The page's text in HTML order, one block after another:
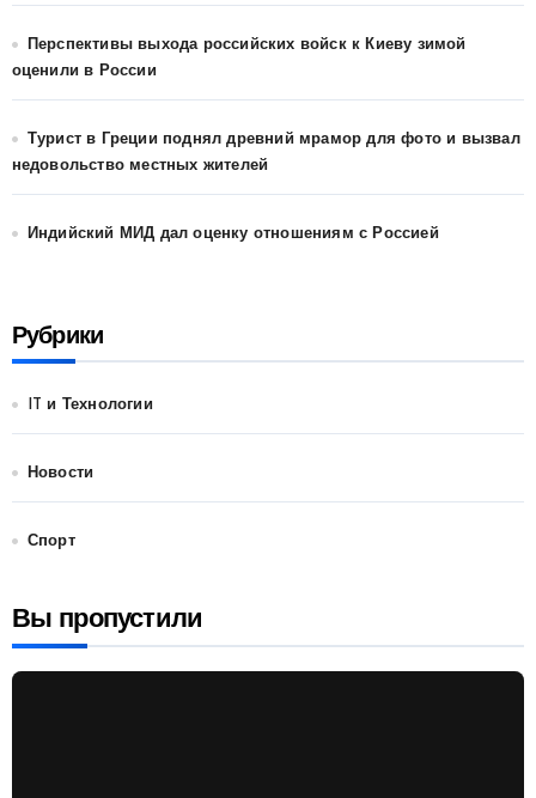
Перспективы выхода российских войск к Киеву зимой
оценили в России
Турист в Греции поднял древний мрамор для фото и вызвал
недовольство местных жителей
Индийский МИД дал оценку отношениям с Россией
Рубрики
IT и Технологии
Новости
Спорт
Вы пропустили